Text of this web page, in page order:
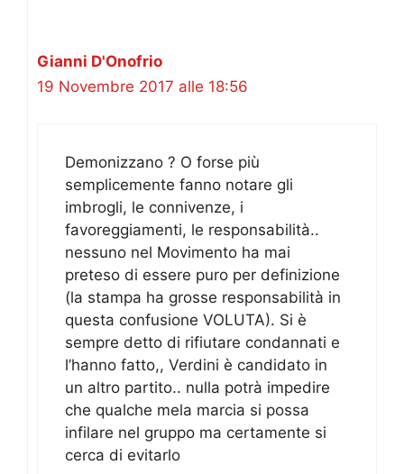
Gianni D'Onofrio
19 Novembre 2017 alle 18:56
Demonizzano ? O forse più
semplicemente fanno notare gli
imbrogli, le connivenze, i
favoreggiamenti, le responsabilità..
nessuno nel Movimento ha mai
preteso di essere puro per definizione
(la stampa ha grosse responsabilità in
questa confusione VOLUTA). Si è
sempre detto di rifiutare condannati e
l’hanno fatto,, Verdini è candidato in
un altro partito.. nulla potrà impedire
che qualche mela marcia si possa
infilare nel gruppo ma certamente si
cerca di evitarlo